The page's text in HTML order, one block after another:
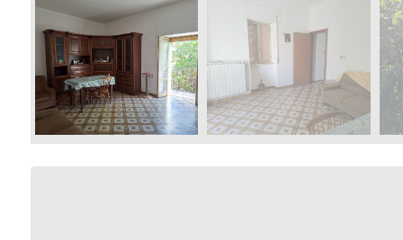
Commerciali
Terreni
Prezzo